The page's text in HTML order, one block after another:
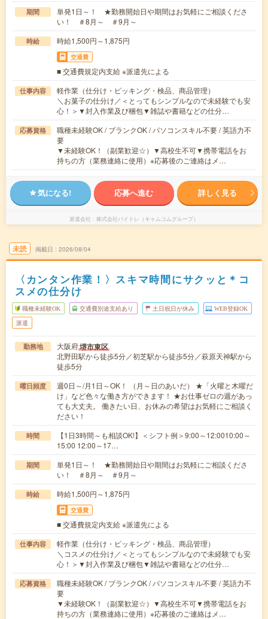
期間
単発1日～！ ★勤務開始日や期間はお気軽にご相談くださ
い！ ＃8月～ ＃9月～
時給 時給1,500円～1,875円
交通費
■ 交通費規定内支給 ※派遣先による
仕事内容
軽作業（仕分け・ピッキング・検品、商品管理）
＼お菓子の仕分け／＜とってもシンプルなので未経験でも安
心！＞▼封入作業及び梱包▼雑誌や書籍などの仕分…
応募資格
職種未経験OK / ブランクOK / パソコンスキル不要 / 英語力不
要
▼未経験OK！（副業歓迎☆）▼高校生不可▼携帯電話をお
持ちの方（業務連絡に使用）※応募後のご連絡はメ…
気になる! 応募へ進む 詳しく見る
派遣会社 株式会社バイトレ（キャムコムグループ）
未読 掲載日 2026/08/04
〈カンタン作業！〉スキマ時間にサクッと＊コ
スメの仕分け
職種未経験OK 交通費別途支給あり 土日祝日が休み WEB登録OK
派遣
勤務地 大阪府堺市東区
北野田駅から徒歩5分／初芝駅から徒歩5分／萩原天神駅から
徒歩5分
曜日頻度
週0日～/月1日～OK！ （月～日のあいだ） ★「火曜と木曜だ
け」など色々な働き方ができます！ ★お仕事ゼロの週があっ
ても大丈夫。 働きたい日、お休みの希望はお気軽にご相談く
ださい！
時間
【1日3時間～も相談OK!】＜シフト例＞9:00～12:0010:00～
15:00 12:00～17…
期間
単発1日～！ ★勤務開始日や期間はお気軽にご相談くださ
い！ ＃8月～ ＃9月～
時給 時給1,500円～1,875円
交通費
■ 交通費規定内支給 ※派遣先による
仕事内容
軽作業（仕分け・ピッキング・検品、商品管理）
＼コスメの仕分け／＜とってもシンプルなので未経験でも安
心！＞▼封入作業及び梱包▼雑誌や書籍などの仕分…
応募資格
職種未経験OK / ブランクOK / パソコンスキル不要 / 英語力不
要
▼未経験OK！（副業歓迎☆）▼高校生不可▼携帯電話をお
持ちの方（業務連絡に使用）※応募後のご連絡はメ…